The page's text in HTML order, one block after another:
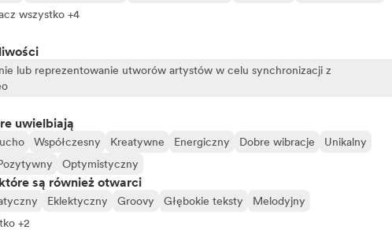
wszystko +4
lub reprezentowanie utworów artystów w celu synchronizacji z
uwielbiają
Współczesny Kreatywne Energiczny Dobre wibracje
Unikalny
Optymistyczny
są również otwarci
Eklektyczny Groovy Głębokie teksty
Melodyjny
+2